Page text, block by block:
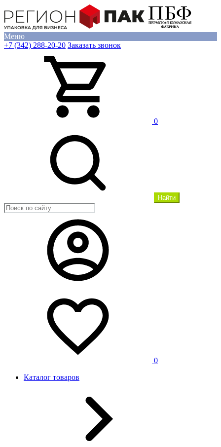
Меню
+7 (342) 288-20-20 Заказать звонок
0
Найти
0
Каталог товаров